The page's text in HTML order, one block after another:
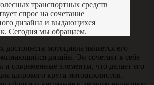
транспортных средств
спрос на сочетание
дизайна и выдающихся
Сегодня мы обращаем.
мотоцикла является его
дизайн. Он сочетает в себе
и современные элементы, что делает его
широкого круга мотоциклистов.